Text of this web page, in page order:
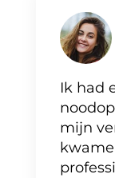
Ik had
mijn